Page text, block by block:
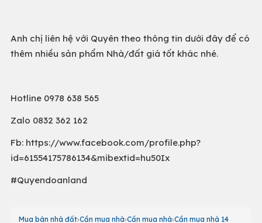
Anh chị liên hệ với Quyên theo thông tin dưới đây để có
thêm nhiều sản phẩm Nhà/đất giá tốt khác nhé.
Hotline 0978 638 565
Zalo 0832 362 162
Fb: https://www.facebook.com/profile.php?
id=61554175786134&mibextid=hu50Ix
#Quyendoanland
Mua bán nhà đất Cần mua nhà Cần mua nhà Cần mua nhà 14